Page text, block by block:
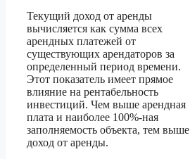
Текущий доход от аренды
вычисляется как сумма всех
арендных платежей от
существующих арендаторов за
определенный период времени.
Этот показатель имеет прямое
влияние на рентабельность
инвестиций. Чем выше арендная
плата и наиболее 100%-ная
заполняемость объекта, тем выше
доход от аренды.